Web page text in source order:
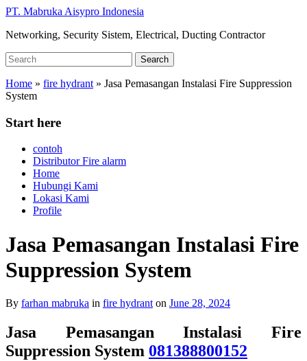
Skip
main
PT. Mabruka Aisypro Indonesia
Networking, Security Sistem, Electrical, Ducting Contractor
Search
for:
Search
Home » fire hydrant » Jasa Pemasangan Instalasi Fire Suppression
System
Start here
contoh
Distributor Fire alarm
Home
Hubungi Kami
Lokasi Kami
Profile
Jasa Pemasangan Instalasi Fire
Suppression System
By farhan mabruka in fire hydrant on June 28, 2024
Jasa Pemasangan Instalasi Fire
Suppression System 081388800152